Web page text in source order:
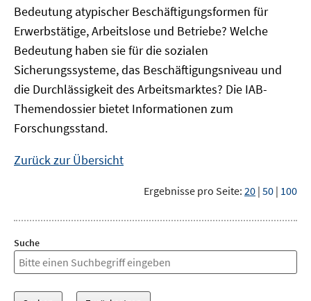
Bedeutung atypischer Beschäftigungsformen für
Erwerbstätige, Arbeitslose und Betriebe? Welche
Bedeutung haben sie für die sozialen
Sicherungssysteme, das Beschäftigungsniveau und
die Durchlässigkeit des Arbeitsmarktes? Die IAB-
Themendossier bietet Informationen zum
Forschungsstand.
Zurück zur Übersicht
Ergebnisse pro Seite: 20 | 50 | 100
Suche